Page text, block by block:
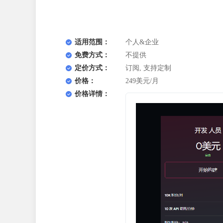
适用范围：
个人&企业
免费方式：
不提供
定价方式：
订阅, 支持定制
价格：
249美元/月
价格详情：